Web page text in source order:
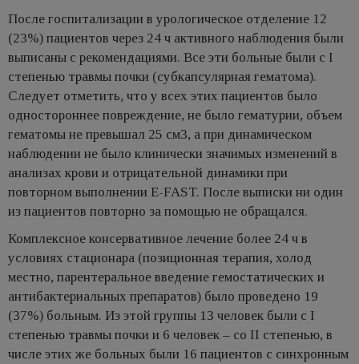
После госпитализации в урологическое отделение 12
(23%) пациентов через 24 ч активного наблюдения были
выписаны с рекомендациями. Все эти больные были с I
степенью травмы почки (субкапсулярная гематома).
Следует отметить, что у всех этих пациентов было
одностороннее повреждение, не было гематурии, объем
гематомы не превышал 25 см3, а при динамическом
наблюдении не было клинически значимых изменений в
анализах крови и отрицательной динамики при
повторном выполнении E-FAST. После выписки ни один
из пациентов повторно за помощью не обращался.
Комплексное консервативное лечение более 24 ч в
условиях стационара (позиционная терапия, холод
местно, парентеральное введение гемостатических и
антибактериальных препаратов) было проведено 19
(37%) больным. Из этой группы 13 человек были с I
степенью травмы почки и 6 человек – со II степенью, в
числе этих же больных были 16 пациентов с синхронным